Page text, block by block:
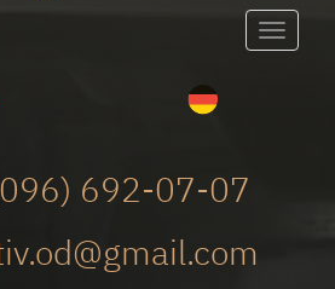
Toggle
692-07-07